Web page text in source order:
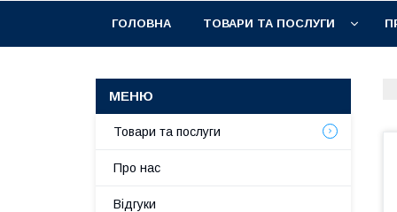
ГОЛОВНА ТОВАРИ ТА ПОСЛУГИ
Товари та послуги
Про нас
Відгуки